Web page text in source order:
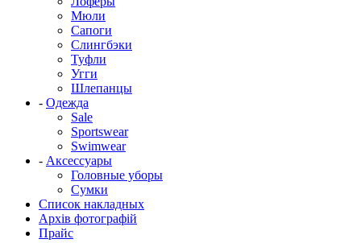
Мюли
Сапоги
Слингбэки
Туфли
Угги
Шлепанцы
- Одежда
Sale
Sportswear
Swimwear
- Аксессуары
Головные уборы
Сумки
Список накладных
Архів фотографій
Прайс